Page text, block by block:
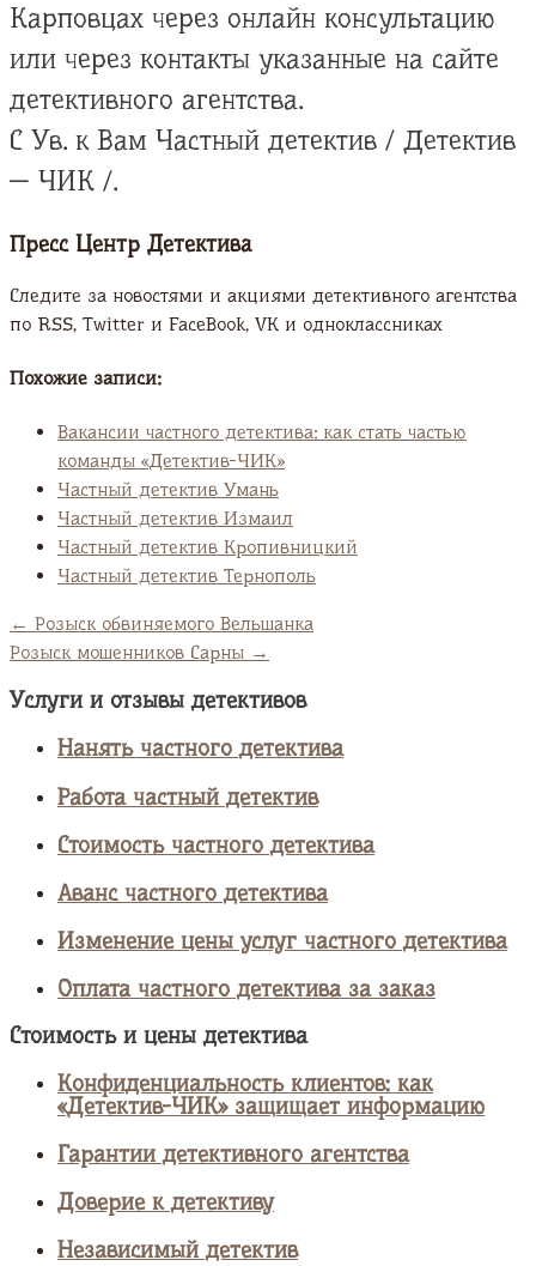
Карповцах через онлайн консультацию
или через контакты указанные на сайте
детективного агентства.
С Ув. к Вам Частный детектив / Детектив
— ЧИК /.
Пресс Центр Детектива
Следите за новостями и акциями детективного агентства
по RSS, Twitter и FaсeBook, VK и одноклассниках
Похожие записи:
Вакансии частного детектива: как стать частью
команды «Детектив-ЧИК»
Частный детектив Умань
Частный детектив Измаил
Частный детектив Кропивницкий
Частный детектив Тернополь
← Розыск обвиняемого Вельшанка
Розыск мошенников Сарны →
Услуги и отзывы детективов
Нанять частного детектива
Работа частный детектив
Стоимость частного детектива
Аванс частного детектива
Изменение цены услуг частного детектива
Оплата частного детектива за заказ
Стоимость и цены детектива
Конфиденциальность клиентов: как
«Детектив-ЧИК» защищает информацию
Гарантии детективного агентства
Доверие к детективу
Независимый детектив